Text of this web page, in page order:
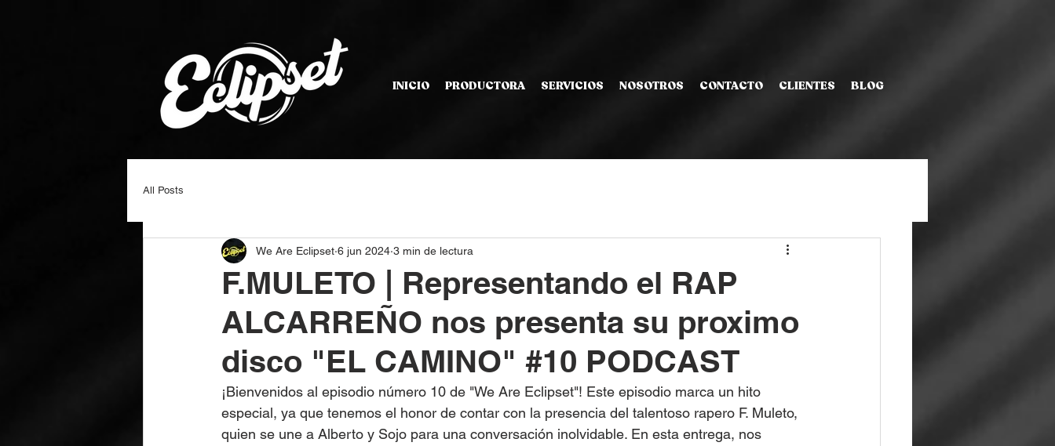
INICIO PRODUCTORA SERVICIOS NOSOTROS CONTACTO CLIENTES BLOG
All Posts
F.MULETO | Representando el RAP
ALCARREÑO nos presenta su proximo
disco "EL CAMINO" #10 PODCAST
We Are Eclipset 6 jun 2024 3 min de lectura
¡Bienvenidos al episodio número 10 de "We Are Eclipset"! Este episodio marca un hito
especial, ya que tenemos el honor de contar con la presencia del talentoso rapero F. Muleto,
quien se une a Alberto y Sojo para una conversación inolvidable. En esta entrega, nos